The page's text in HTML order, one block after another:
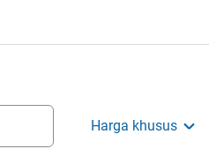
Harga khusus